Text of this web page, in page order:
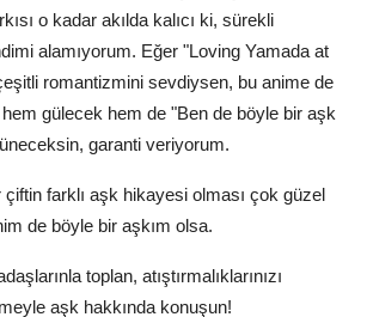
o kadar akılda kalıcı ki, sürekli
alamıyorum. Eğer "Loving Yamada at
romantizmini sevdiysen, bu anime de
gülecek hem de "Ben de böyle bir aşk
garanti veriyorum.
çiftin farklı aşk hikayesi olması çok güzel
de böyle bir aşkım olsa.
toplan, atıştırmalıklarınızı
aşk hakkında konuşun!